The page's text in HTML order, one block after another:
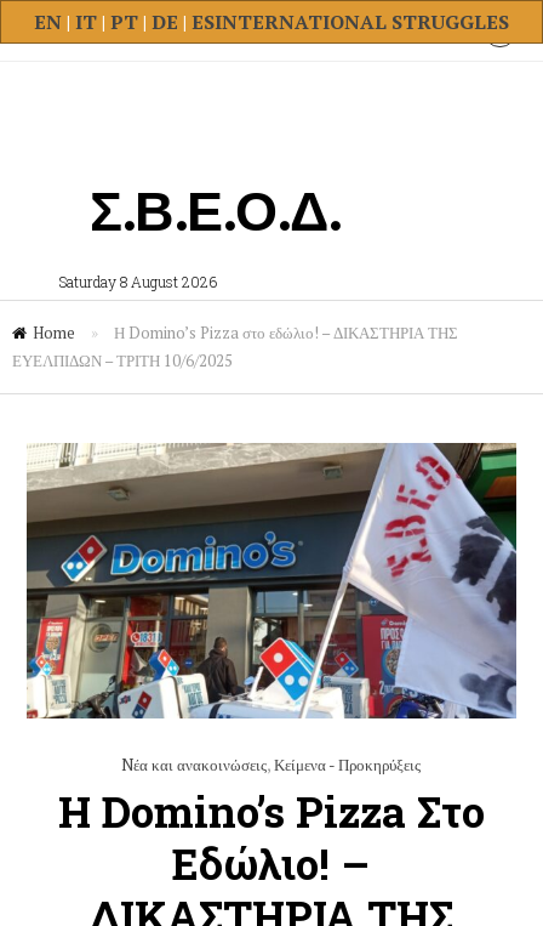
INTERNATIONAL STRUGGLES
EN| IT| PT| DE | ES
Σ.Β.Ε.Ο.Δ.
Saturday 8 August 2026
Home »
Η Domino’s Pizza στο εδώλιο! – ΔΙΚΑΣΤΗΡΙΑ ΤΗΣ
ΕΥΕΛΠΙΔΩΝ – ΤΡΙΤΗ 10/6/2025
Nέα και ανακοινώσεις,Κείμενα - Προκηρύξεις
Η Domino’s Pizza Στο
Εδώλιο! –